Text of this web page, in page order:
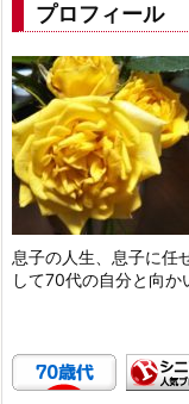
プロフィール
息子の人生、息子に任
して70代の自分と向か